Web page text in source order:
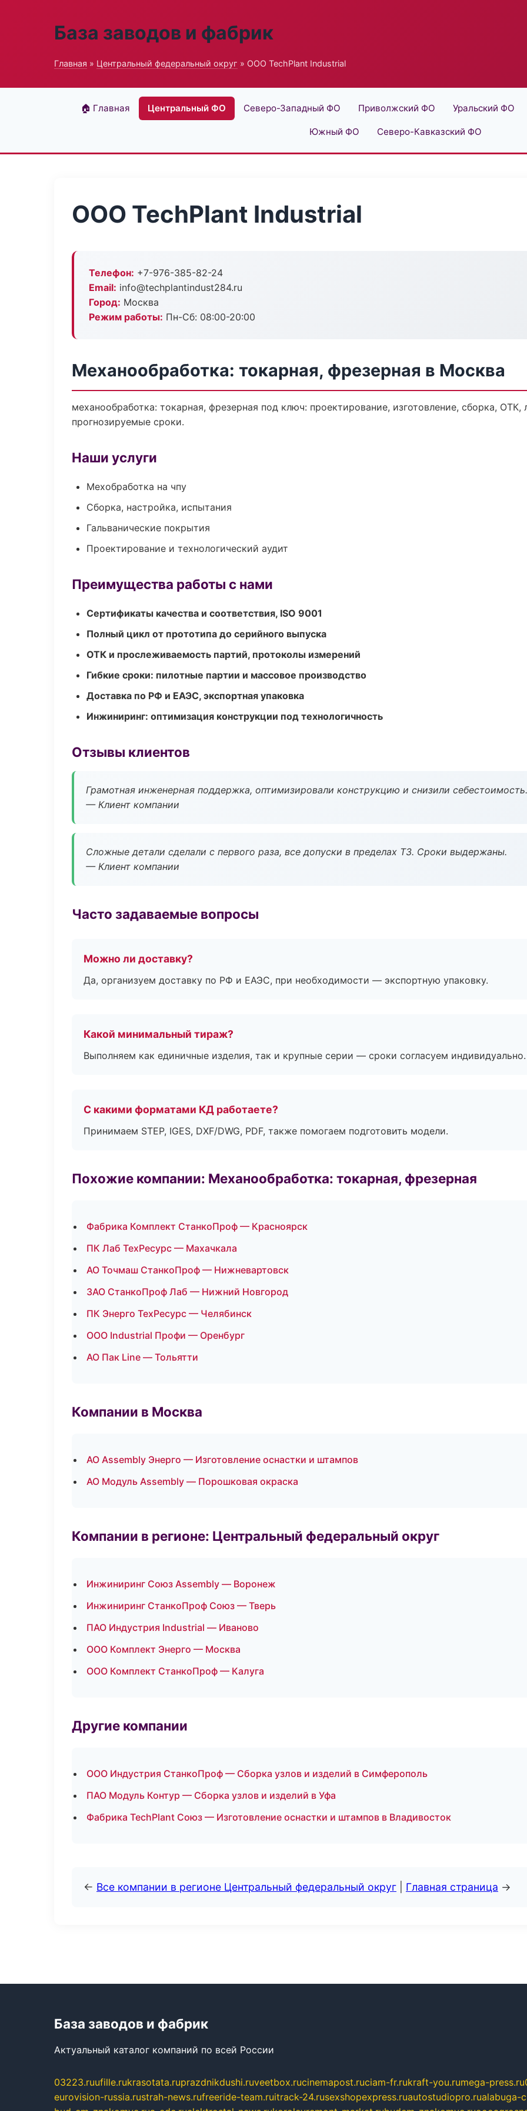
База заводов и фабрик
Главная » Центральный федеральный округ » ООО TechPlant Industrial
🏠 Главная Центральный ФО Северо-Западный ФО Приволжский ФО Уральский ФО
Южный ФО Северо-Кавказский ФО
ООО TechPlant Industrial
Телефон: +7-976-385-82-24
Email: info@techplantindust284.ru
Город: Москва
Режим работы: Пн-Сб: 08:00-20:00
Механообработка: токарная, фрезерная в Москва
механообработка: токарная, фрезерная под ключ: проектирование, изготовление, сборка,
прогнозируемые сроки.
Наши услуги
Мехобработка на чпу
Сборка, настройка, испытания
Гальванические покрытия
Проектирование и технологический аудит
Преимущества работы с нами
Сертификаты качества и соответствия, ISO 9001
Полный цикл от прототипа до серийного выпуска
ОТК и прослеживаемость партий, протоколы измерений
Гибкие сроки: пилотные партии и массовое производство
Доставка по РФ и ЕАЭС, экспортная упаковка
Инжиниринг: оптимизация конструкции под технологичность
Отзывы клиентов
Грамотная инженерная поддержка, оптимизировали конструкцию и снизили себестоимость.
— Клиент компании
Сложные детали сделали с первого раза, все допуски в пределах ТЗ. Сроки выдержаны.
— Клиент компании
Часто задаваемые вопросы
Можно ли доставку?
Да, организуем доставку по РФ и ЕАЭС, при необходимости — экспортную упаковку.
Какой минимальный тираж?
Выполняем как единичные изделия, так и крупные серии — сроки согласуем индивидуально.
С какими форматами КД работаете?
Принимаем STEP, IGES, DXF/DWG, PDF, также помогаем подготовить модели.
Похожие компании: Механообработка: токарная, фрезерная
Фабрика Комплект СтанкоПроф — Красноярск
ПК Лаб ТехРесурс — Махачкала
АО Точмаш СтанкоПроф — Нижневартовск
ЗАО СтанкоПроф Лаб — Нижний Новгород
ПК Энерго ТехРесурс — Челябинск
ООО Industrial Профи — Оренбург
АО Пак Line — Тольятти
Компании в Москва
АО Assembly Энерго — Изготовление оснастки и штампов
АО Модуль Assembly — Порошковая окраска
Компании в регионе: Центральный федеральный округ
Инжиниринг Союз Assembly — Воронеж
Инжиниринг СтанкоПроф Союз — Тверь
ПАО Индустрия Industrial — Иваново
ООО Комплект Энерго — Москва
ООО Комплект СтанкоПроф — Калуга
Другие компании
ООО Индустрия СтанкоПроф — Сборка узлов и изделий в Симферополь
ПАО Модуль Контур — Сборка узлов и изделий в Уфа
Фабрика TechPlant Союз — Изготовление оснастки и штампов в Владивосток
← Все компании в регионе Центральный федеральный округ Главная страница →
База заводов и фабрик
Актуальный каталог компаний по всей России
03223.ruufille.rukrasotata.ruprazdnikdushi.ruveetbox.rucinemapost.ruciam-fr.rukraft-you.rumega-press.ru
eurovision-russia.rustrah-news.rufreeride-team.ruitrack-24.rusexshopexpress.ruautostudiopro.rualabuga-